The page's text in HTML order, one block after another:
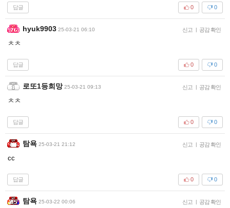
답글 0
0
hyuk9903 25-03-21 06:10 신고 | 공감 확인
ㅊㅊ
답글 0
0
로또1등희망 25-03-21 09:13 신고 | 공감 확인
ㅊㅊ
답글 0
0
탐욕 25-03-21 21:12 신고 | 공감 확인
cc
답글 0
0
탐욕 25-03-22 00:06 신고 | 공감 확인